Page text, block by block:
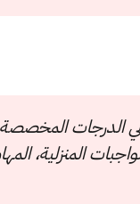
نظام أعمال السنة ليصبح 40% من إجمالي الدرجات المخصصة
المنزلية،